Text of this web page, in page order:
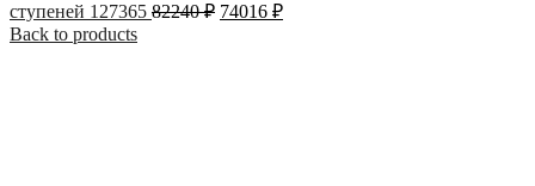
ступеней 127365 82240₽ 74016 ₽
Back to products